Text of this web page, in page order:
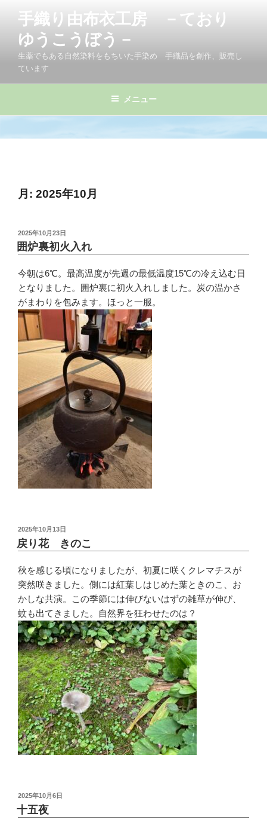
手織り由布衣工房 －ており
ゆうこうぼう－
生薬でもある自然染料をもちいた手染め 手織品を創作、販売し
ています
メニュー
月: 2025年10月
投
稿
日:
2025年10月23日
囲炉裏初火入れ
今朝は6℃。最高温度が先週の最低温度15℃の冷え込む日
となりました。囲炉裏に初火入れしました。炭の温かさ
がまわりを包みます。ほっと一服。
投
稿
日:
2025年10月13日
戻り花 きのこ
秋を感じる頃になりましたが、初夏に咲くクレマチスが
突然咲きました。側には紅葉しはじめた葉ときのこ、お
かしな共演。この季節には伸びないはずの雑草が伸び、
蚊も出てきました。自然界を狂わせたのは？
投
稿
日:
2025年10月6日
十五夜